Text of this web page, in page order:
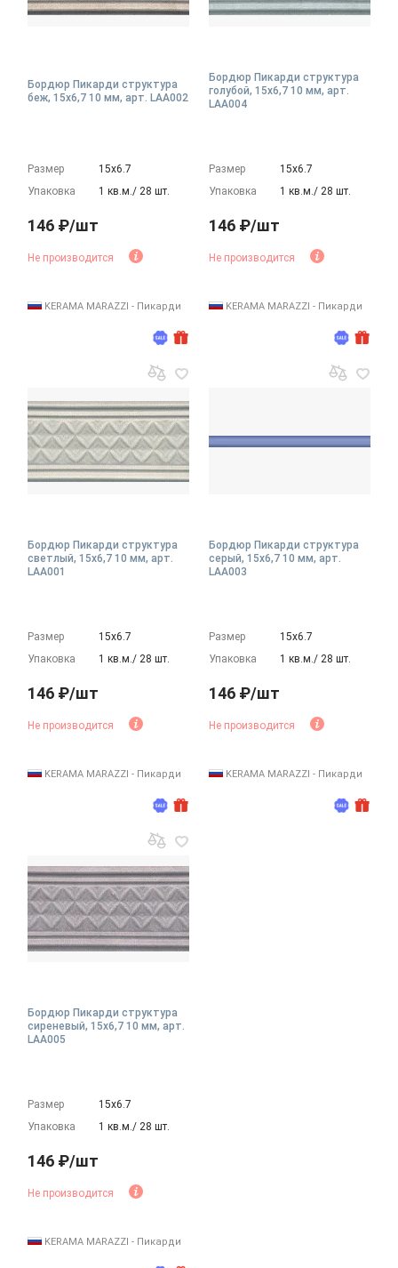
Бордюр Пикарди структура
беж, 15x6,7 10 мм, арт. LAA002
Размер
15х6.7
Упаковка
1 кв.м./ 28 шт.
146 ₽/шт
Не производится
KERAMA MARAZZI - Пикарди
Бордюр Пикарди структура
голубой, 15x6,7 10 мм, арт.
LAA004
Размер
15х6.7
Упаковка
1 кв.м./ 28 шт.
146 ₽/шт
Не производится
KERAMA MARAZZI - Пикарди
Бордюр Пикарди структура
светлый, 15x6,7 10 мм, арт.
LAA001
Размер
15х6.7
Упаковка
1 кв.м./ 28 шт.
146 ₽/шт
Не производится
KERAMA MARAZZI - Пикарди
Бордюр Пикарди структура
серый, 15x6,7 10 мм, арт.
LAA003
Размер
15х6.7
Упаковка
1 кв.м./ 28 шт.
146 ₽/шт
Не производится
KERAMA MARAZZI - Пикарди
Бордюр Пикарди структура
сиреневый, 15x6,7 10 мм, арт.
LAA005
Размер
15х6.7
Упаковка
1 кв.м./ 28 шт.
146 ₽/шт
Не производится
KERAMA MARAZZI - Пикарди